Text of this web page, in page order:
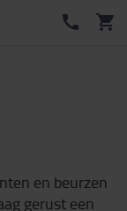
en beurzen
gerust een